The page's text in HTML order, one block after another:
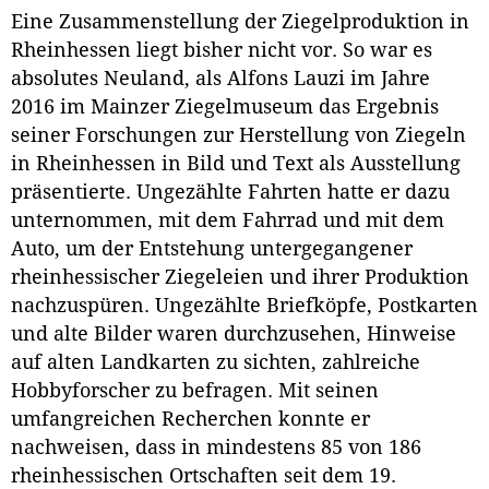
Eine Zusammenstellung der Ziegelproduktion in
Rheinhessen liegt bisher nicht vor. So war es
absolutes Neuland, als Alfons Lauzi im Jahre
2016 im Mainzer Ziegelmuseum das Ergebnis
seiner Forschungen zur Herstellung von Ziegeln
in Rheinhessen in Bild und Text als Ausstellung
präsentierte. Ungezählte Fahrten hatte er dazu
unternommen, mit dem Fahrrad und mit dem
Auto, um der Entstehung untergegangener
rheinhessischer Ziegeleien und ihrer Produktion
nachzuspüren. Ungezählte Briefköpfe, Postkarten
und alte Bilder waren durchzusehen, Hinweise
auf alten Landkarten zu sichten, zahlreiche
Hobbyforscher zu befragen. Mit seinen
umfangreichen Recherchen konnte er
nachweisen, dass in mindestens 85 von 186
rheinhessischen Ortschaften seit dem 19.